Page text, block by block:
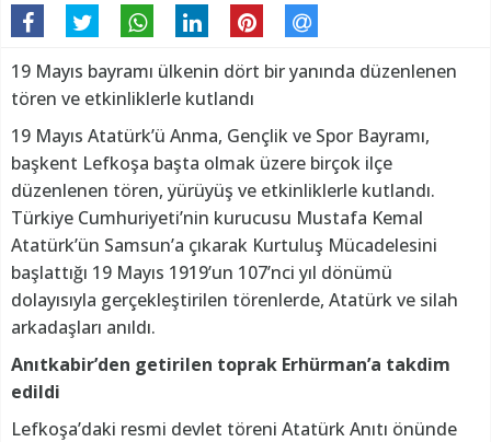
19 Mayıs bayramı ülkenin dört bir yanında düzenlenen
tören ve etkinliklerle kutlandı
19 Mayıs Atatürk’ü Anma, Gençlik ve Spor Bayramı,
başkent Lefkoşa başta olmak üzere birçok ilçe
düzenlenen tören, yürüyüş ve etkinliklerle kutlandı.
Türkiye Cumhuriyeti’nin kurucusu Mustafa Kemal
Atatürk’ün Samsun’a çıkarak Kurtuluş Mücadelesini
başlattığı 19 Mayıs 1919’un 107’nci yıl dönümü
dolayısıyla gerçekleştirilen törenlerde, Atatürk ve silah
arkadaşları anıldı.
Anıtkabir’den getirilen toprak Erhürman’a takdim
edildi
Lefkoşa’daki resmi devlet töreni Atatürk Anıtı önünde